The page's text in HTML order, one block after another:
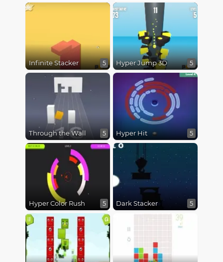
Infinite Stacker 5 Hyper Jump 3D 5
Through the Wall 5 Hyper Hit 5
Hyper Color Rush 5 Dark Stacker 5